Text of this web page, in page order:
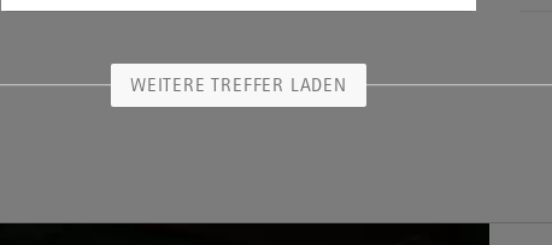
WEITERE TREFFER LADEN